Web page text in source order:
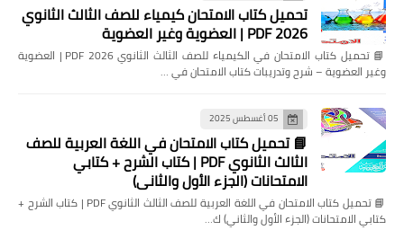
تحميل كتاب الامتحان كيمياء للصف الثالث الثانوي
2026 PDF | العضوية وغير العضوية
📘 تحميل كتاب الامتحان في الكيمياء للصف الثالث الثانوي 2026 PDF | العضوية
وغير العضوية – شرح وتدريبات كتاب الامتحان في …
05 أغسطس 2025
📘 تحميل كتاب الامتحان في اللغة العربية للصف
الثالث الثانوي PDF | كتاب الشرح + كتابي
الامتحانات (الجزء الأول والثاني)
📘 تحميل كتاب الامتحان في اللغة العربية للصف الثالث الثانوي PDF | كتاب الشرح +
كتابي الامتحانات (الجزء الأول والثاني) ك…